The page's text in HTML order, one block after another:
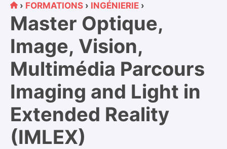
› FORMATIONS › INGÉNIERIE ›
Master Optique,
Image, Vision,
Multimédia Parcours
Imaging and Light in
Extended Reality
(IMLEX)